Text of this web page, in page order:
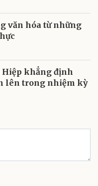
văn hóa từ những
Hiệp khẳng định
lên trong nhiệm kỳ